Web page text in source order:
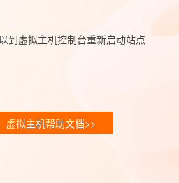
到虚拟主机控制台重新启动站点
虚拟主机帮助文档>>